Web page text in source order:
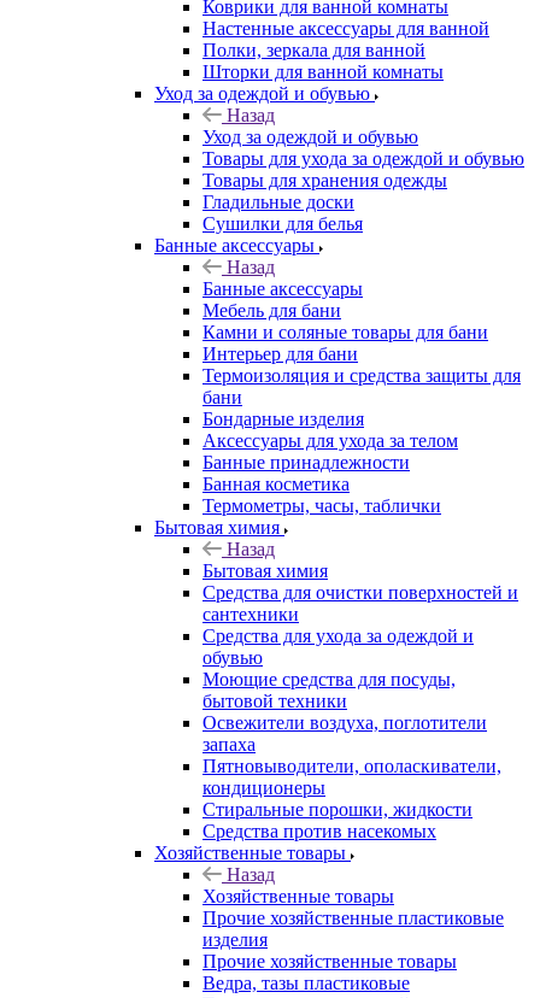
Коврики для ванной комнаты
Настенные аксессуары для ванной
Полки, зеркала для ванной
Шторки для ванной комнаты
Уход за одеждой и обувью
Назад
Уход за одеждой и обувью
Товары для ухода за одеждой и обувью
Товары для хранения одежды
Гладильные доски
Сушилки для белья
Банные аксессуары
Назад
Банные аксессуары
Мебель для бани
Камни и соляные товары для бани
Интерьер для бани
Термоизоляция и средства защиты для
бани
Бондарные изделия
Аксеcсуары для ухода за телом
Банные принадлежности
Банная косметика
Термометры, часы, таблички
Бытовая химия
Назад
Бытовая химия
Средства для очистки поверхностей и
сантехники
Средства для ухода за одеждой и
обувью
Моющие средства для посуды,
бытовой техники
Освежители воздуха, поглотители
запаха
Пятновыводители, ополаскиватели,
кондиционеры
Стиральные порошки, жидкости
Средства против насекомых
Хозяйственные товары
Назад
Хозяйственные товары
Прочие хозяйственные пластиковые
изделия
Прочие хозяйственные товары
Ведра, тазы пластиковые